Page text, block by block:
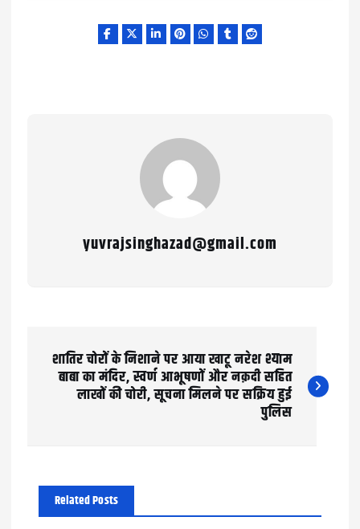
yuvrajsinghazad@gmail.com
शातिर चोरों के निशाने पर आया खाटू नरेश श्याम
बाबा का मंदिर, स्वर्ण आभूषणों और नक़दी सहित
लाखों की चोरी, सूचना मिलने पर सक्रिय हुई
पुलिस
Related Posts